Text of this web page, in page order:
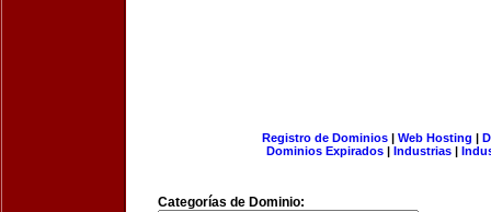
Registro de Dominios| Web Hosting |
Dominios Expirados | Industrias |
Categorías de Dominio: